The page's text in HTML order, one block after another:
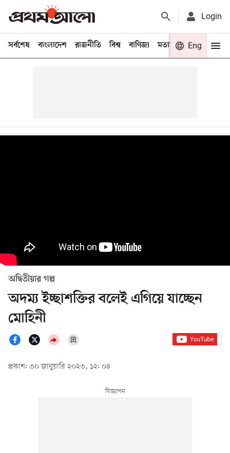
Login
সর্বশেষ বাংলাদেশ রাজনীতি বিশ্ব বাণিজ্য মতামত খেলা
Eng
অদ্বিতীয়ার গল্প
অদম্য ইচ্ছাশক্তির বলেই এগিয়ে যাচ্ছেন
মোহিনী
প্রকাশ: ৩০ জানুয়ারি ২০২৩, ১২: ০৪